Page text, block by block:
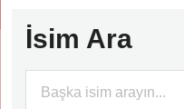
İsim Ara